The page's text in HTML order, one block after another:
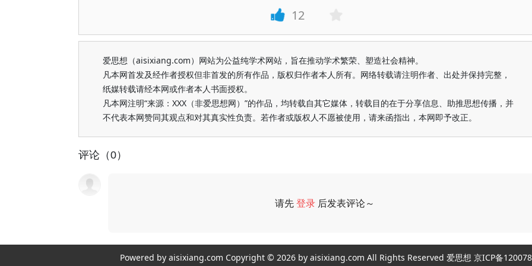
12
爱思想（aisixiang.com）网站为公益纯学术网站，旨在推动学术繁荣、塑造社会精神。
凡本网首发及经作者授权但非首发的所有作品，版权归作者本人所有。网络转载请注明作者、出处并保持完整，
纸媒转载请经本网或作者本人书面授权。
凡本网注明“来源：XXX（非爱思想网）”的作品，均转载自其它媒体，转载目的在于分享信息、助推思想传播，并
不代表本网赞同其观点和对其真实性负责。若作者或版权人不愿被使用，请来函指出，本网即予改正。
评论（0）
请先登录 后发表评论～
Powered by aisixiang.com Copyright © 2026 by aisixiang.com All Rights Reserved 爱思想 京ICP备